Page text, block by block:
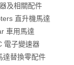
過宅配貨運等合作
完成線上交易，即
料(如收件人姓名、
以利完成貨品或相
及相關配件
直升機馬達
車用馬達
電子變速器
達替換零配件